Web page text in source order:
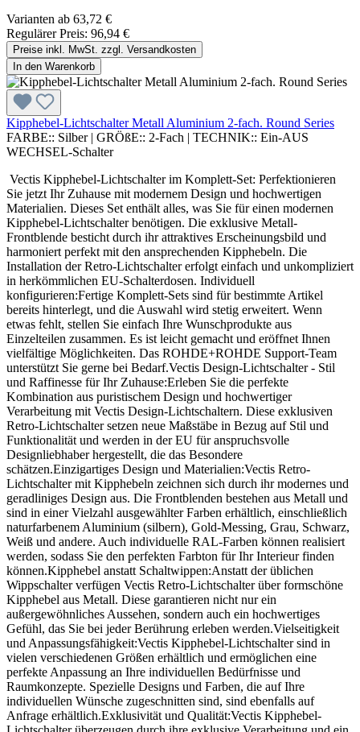
Varianten ab 63,72 €
Regulärer Preis: 96,94 €
Preise inkl. MwSt. zzgl. Versandkosten
In den Warenkorb
Kipphebel-Lichtschalter Metall Aluminium 2-fach. Round Series
FARBE:: Silber | GRÖßE:: 2-Fach | TECHNIK:: Ein-AUS
WECHSEL-Schalter
Vectis Kipphebel-Lichtschalter im Komplett-Set: Perfektionieren
Sie jetzt Ihr Zuhause mit modernem Design und hochwertigen
Materialien. Dieses Set enthält alles, was Sie für einen modernen
Kipphebel-Lichtschalter benötigen. Die exklusive Metall-
Frontblende besticht durch ihr attraktives Erscheinungsbild und
harmoniert perfekt mit den ansprechenden Kipphebeln. Die
Installation der Retro-Lichtschalter erfolgt einfach und unkompliziert
in herkömmlichen EU-Schalterdosen. Individuell
konfigurieren:Fertige Komplett-Sets sind für bestimmte Artikel
bereits hinterlegt, und die Auswahl wird stetig erweitert. Wenn
etwas fehlt, stellen Sie einfach Ihre Wunschprodukte aus
Einzelteilen zusammen. Es ist leicht gemacht und eröffnet Ihnen
vielfältige Möglichkeiten. Das ROHDE+ROHDE Support-Team
unterstützt Sie gerne bei Bedarf.Vectis Design-Lichtschalter - Stil
und Raffinesse für Ihr Zuhause:Erleben Sie die perfekte
Kombination aus puristischem Design und hochwertiger
Verarbeitung mit Vectis Design-Lichtschaltern. Diese exklusiven
Retro-Lichtschalter setzen neue Maßstäbe in Bezug auf Stil und
Funktionalität und werden in der EU für anspruchsvolle
Designliebhaber hergestellt, die das Besondere
schätzen.Einzigartiges Design und Materialien:Vectis Retro-
Lichtschalter mit Kipphebeln zeichnen sich durch ihr modernes und
geradliniges Design aus. Die Frontblenden bestehen aus Metall und
sind in einer Vielzahl ausgewählter Farben erhältlich, einschließlich
naturfarbenem Aluminium (silbern), Gold-Messing, Grau, Schwarz,
Weiß und andere. Auch individuelle RAL-Farben können realisiert
werden, sodass Sie den perfekten Farbton für Ihr Interieur finden
können.Kipphebel anstatt Schaltwippen:Anstatt der üblichen
Wippschalter verfügen Vectis Retro-Lichtschalter über formschöne
Kipphebel aus Metall. Diese garantieren nicht nur ein
außergewöhnliches Aussehen, sondern auch ein hochwertiges
Gefühl, das Sie bei jeder Berührung erleben werden.Vielseitigkeit
und Anpassungsfähigkeit:Vectis Kipphebel-Lichtschalter sind in
vielen verschiedenen Größen erhältlich und ermöglichen eine
perfekte Anpassung an Ihre individuellen Bedürfnisse und
Raumkonzepte. Spezielle Designs und Farben, die auf Ihre
individuellen Wünsche zugeschnitten sind, sind ebenfalls auf
Anfrage erhältlich.Exklusivität und Qualität:Vectis Kipphebel-